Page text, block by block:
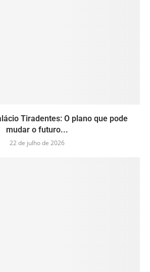
Tiradentes: O plano que pode
mudar o futuro...
22 de julho de 2026